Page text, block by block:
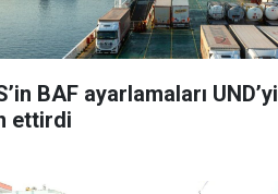
BAF ayarlamaları UND’yi
ettirdi